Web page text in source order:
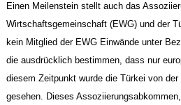
Einen Meilenstein stellt auch das
Wirtschaftsgemeinschaft (EWG) und der
kein Mitglied der EWG Einwände unter
die ausdrücklich bestimmen, dass nur
diesem Zeitpunkt wurde die Türkei von
gesehen. Dieses